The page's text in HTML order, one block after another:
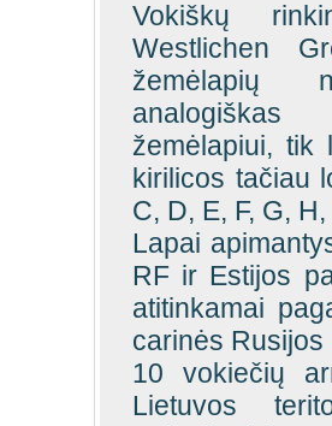
Vokiškų
Westlichen
žemėlapių
žemėlapiui, tik
kirilicos tačiau
C, D, E, F, G,
Lapai
RF ir Estijos
atitinkamai
carinės
10 vokiečių
Lietuvos